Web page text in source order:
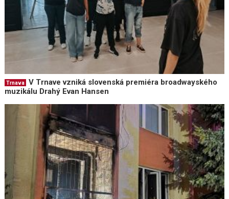
Trnava
V Trnave vzniká slovenská premiéra broadwayského
muzikálu Drahý Evan Hansen